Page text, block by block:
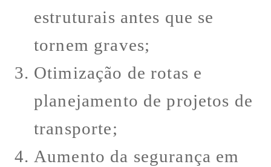
estruturais antes que se
tornem graves;
Otimização de rotas e
planejamento de projetos de
transporte;
Aumento da segurança em